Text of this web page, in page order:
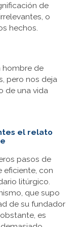
de
o
hechos.
hombre de
pero nos deja
de una vida
el relato
pasos de
eficiente, con
litúrgico.
que supo
de su fundador
es